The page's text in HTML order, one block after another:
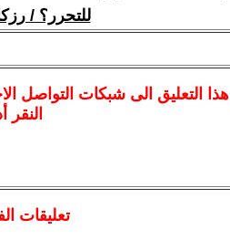
للتحرر؟ /
هذا التعليق الى شبكات التواصل
النقر
تعليقات